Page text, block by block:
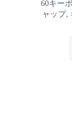
60キー
ャップ,